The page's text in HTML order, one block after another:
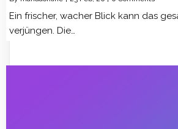
Ein frischer, wacher Blick kann das
verjüngen. Die…